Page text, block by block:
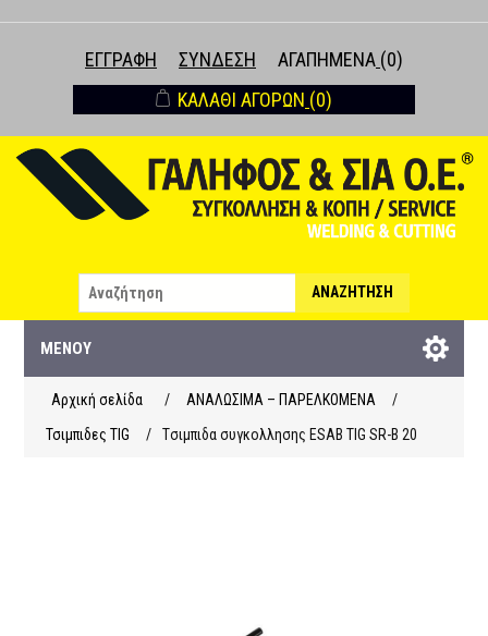
ΕΓΓΡΑΦΉ ΣΎΝΔΕΣΗ ΑΓΑΠΗΜΈΝΑ (0)
ΚΑΛΆΘΙ ΑΓΟΡΏΝ (0)
ΑΝΑΖΉΤΗΣΗ
ΜΕΝΟΎ
Αρχική σελίδα / ΑΝΑΛΩΣΙΜΑ – ΠΑΡΕΛΚΟΜΕΝΑ
/
Τσιμπιδες TIG
/ Tσιμπιδα συγκολλησης ESAB TIG SR-B 20